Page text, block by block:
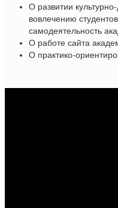
О развитии
вовлечению
самодеятельность
О работе сайта
О практико-